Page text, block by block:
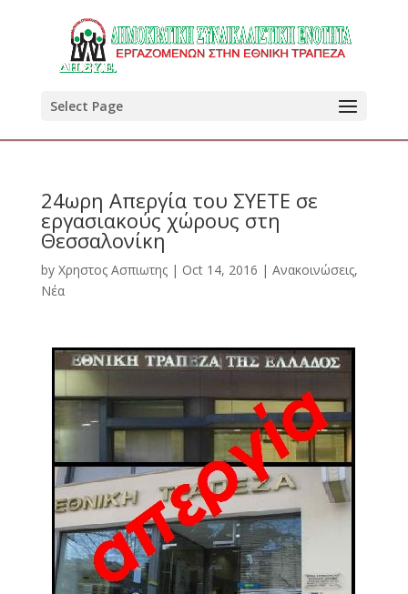
Select Page
24ωρη Απεργία του ΣΥΕΤΕ σε
εργασιακούς χώρους στη
Θεσσαλονίκη
by Χρηστος Ασπιωτης| Oct 14, 2016 | Ανακοινώσεις,
Νέα